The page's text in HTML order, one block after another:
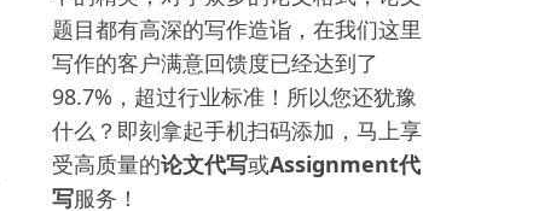
题目都有高深的写作造诣，在我们这里
写作的客户满意回馈度已经达到了
98.7%，超过行业标准！所以您还犹豫
什么？即刻拿起手机扫码添加，马上享
受高质量的论文代写或Assignment代
写服务！